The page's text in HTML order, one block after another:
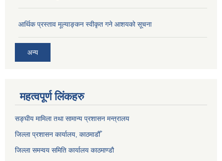
आर्थिक प्रस्ताव मूल्याङ्कन स्वीकृत गने आशयको सूचना
अन्य
महत्वपूर्ण लिंकहरु
सङ्‍घीय मामिला तथा सामान्य प्रशासन मन्त्रालय
जिल्ला प्रशासन कार्यालय, काठमाडौँ
जिल्ला समन्वय समिति कार्यालय काठमाण्ड‌ौ